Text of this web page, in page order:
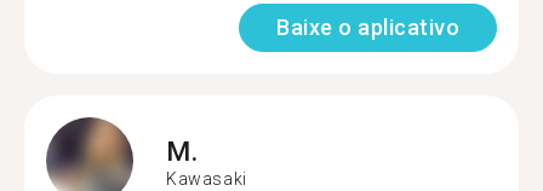
Baixe o aplicativo
M.
Kawasaki